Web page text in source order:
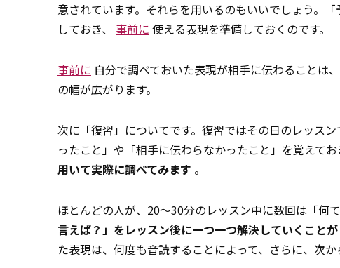
意されています。それらを用いるのもいいでしょう。
しておき、 事前に 使える表現を準備しておくのです。
事前に 自分で調べておいた表現が相手に伝わることは
の幅が広がります。
次に「復習」についてです。復習ではその日のレッス
ったこと」や「相手に伝わらなかったこと」を覚えてお
用いて実際に調べてみます 。
ほとんどの人が、20～30分のレッスン中に数回は「何
言えば？」をレッスン後に一つ一つ解決していくこと
た表現は、何度も音読することによって、さらに、次